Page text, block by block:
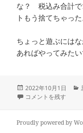
な？ 税込み合計で
トもう捨てちゃった
ちょっと遊ぶには
あればやってみたい
投
稿
2022年10月1日
写ルンですで遊んだ に
コメントを残す
Proudly powered by